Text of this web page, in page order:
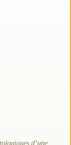
d’une